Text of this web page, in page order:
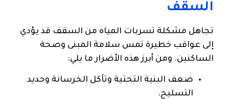
السقف
تجاهل مشكلة تسربات المياه من السقف قد يؤدي
إلى عواقب خطيرة تمس سلامة المبنى وصحة
الساكنين. ومن أبرز هذه الأضرار ما يلي:
ضعف البنية التحتية وتآكل الخرسانة وحديد
التسليح.